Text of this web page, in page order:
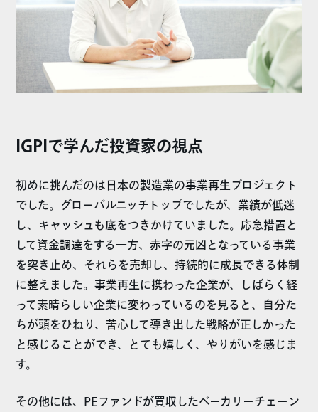
IGPIで学んだ投資家の視点
初めに挑んだのは日本の製造業の事業再生プロジェクト
でした。グローバルニッチトップでしたが、業績が低迷
し、キャッシュも底をつきかけていました。応急措置と
して資金調達をする一方、赤字の元凶となっている事業
を突き止め、それらを売却し、持続的に成長できる体制
に整えました。事業再生に携わった企業が、しばらく経
って素晴らしい企業に変わっているのを見ると、自分た
ちが頭をひねり、苦心して導き出した戦略が正しかった
と感じることができ、とても嬉しく、やりがいを感じま
す。
その他には、PEファンドが買収したベーカリーチェーン